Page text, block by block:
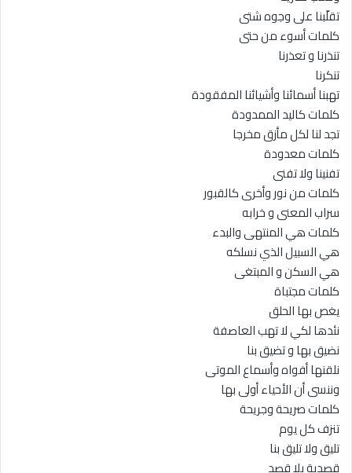
تقلّبنا على وجوه شتى
كلمات أسوء من حتى
تنذرنا و تعذرنا
تنكرنا
تهبنا أسمائنا وأشيائنا المفقودة
كلمات كاليد الممدودة
تجد لنا لكل مأزق مخرجا
كلمات معدودة
تفنينا ولا تفنى
كلمات من نور وأخرى كالقبور
سراب المعنى و خرابه
كلمات هي المنتهى والبدء
هي السبيل الذي نسلكه
هي السكن و المبتغى
كلمات مجتباة
يغص بها الحلق
نئدها لكي لا تهب العاصفة
نضيق بها و تضيق بنا
نلقنها أفواه وأسماع الموتى
وننسى أن الأحياء أولى بها
كلمات صريحة وجريحة
تنزف كل يوم
تليق ولا تليق بنا
قصدية بلا قصد